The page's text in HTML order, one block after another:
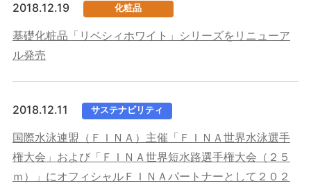
2018.12.19 化粧品
基礎化粧品「リベシィホワイト」シリーズをリニューア
ル発売
2018.12.11 サステナビリティ
国際水泳連盟（ＦＩＮＡ）主催「ＦＩＮＡ世界水泳選手
権大会」および「ＦＩＮＡ世界短水路選手権大会（２５
ｍ）」にオフィシャルＦＩＮＡパートナーとして２０２